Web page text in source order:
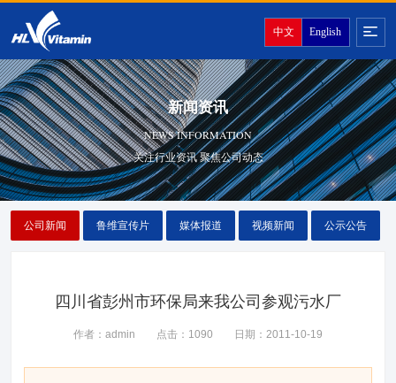
中文 English
新闻资讯
NEWS INFORMATION
关注行业资讯 聚焦公司动态
公司新闻 鲁维宣传片 媒体报道 视频新闻 公示公告
四川省彭州市环保局来我公司参观污水厂
作者：admin 点击：1090 日期：2011-10-19